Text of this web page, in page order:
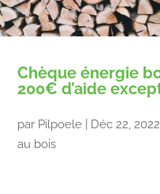
Chèque énergie
200€ d’aide
par Pilpoele Déc 22, 2022
au bois